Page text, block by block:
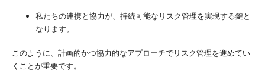
私たちの連携と協力が、持続可能なリスク管理を実現する鍵と
なります。
このように、計画的かつ協力的なアプローチでリスク管理を進めてい
くことが重要です。